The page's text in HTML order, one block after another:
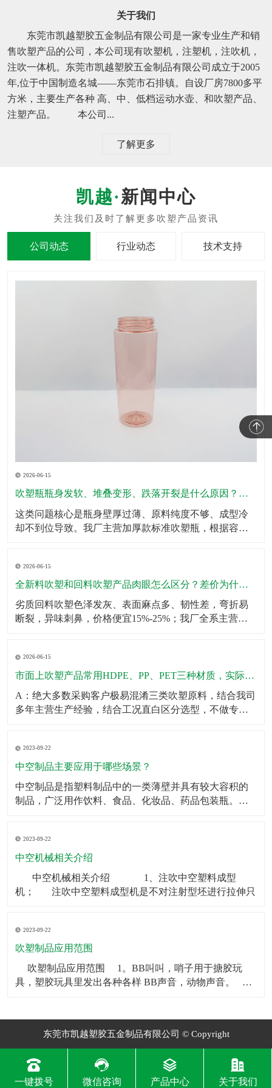
关于我们
东莞市凯越塑胶五金制品有限公司是一家专业生产和销
售吹塑产品的公司，本公司现有吹塑机，注塑机，注吹机，
注吹一体机。东莞市凯越塑胶五金制品有限公司成立于2005
年,位于中国制造名城——东莞市石排镇。自设厂房7800多平
方米，主要生产各种 高、中、低档运动水壶、和吹塑产品、
注塑产品。 本公司...
了解更多
新闻中心
公司动态 行业动态 技术支持
2026-06-15
吹塑瓶瓶身发软、堆叠变形、跌落开裂是什么原因？怎么规避？
这类问题核心是瓶身壁厚过薄、原料纯度不够、成型冷
却不到位导致。我厂主营加厚款标准吹塑瓶，根据容量
包、不变形；生产采用伺服匀速挤出+恒温冷却工艺，杜
绝瓶身局部发软、成型缩水问题。同时成品出厂前完成2
米垂直
2026-06-15
全新料吹塑和回料吹塑产品肉眼怎么区分？差价为什么这么大？
劣质回料吹塑色泽发灰、表面麻点多、韧性差，弯折易
断裂，异味刺鼻，价格便宜15%-25%；我厂全系主营成
使用寿命提升一倍以上。针对预算刚需客户，可合规提
供混合改性料经济型方案，透明告知材质参数，不偷
料、
2026-06-15
市面上吹塑产品常用HDPE、PP、PET三种材质，实际使用该怎么选？有什么核心差异？市面上吹塑产品常用HDPE、PP、PET三种材质，实际使用该怎么选？有什么核心差异？
A：绝大多数采购客户极易混淆三类吹塑原料，结合我司
多年主营生产经验，结合工况直白区分选型，不做专业
裂，壁厚可塑性强，适合工业化工桶、机油壶、农用肥
液桶、户外中空配件、仓储周转吹塑箱体，性价比最
高、
2023-09-22
中空制品主要应用于哪些场景？
中空制品是指塑料制品中的一类薄壁并具有较大容积的
制品，广泛用作饮料、食品、化妆品、药品包装瓶。​中
空制品也常被用于食品包装，如巧克力、糖果等。3．化
妆品包装：中空制品常常被用在化妆品包装上，如香水
2023-09-22
中空机械相关介绍
​ 中空机械相关介绍 1、注吹中空塑料成型
机； 注吹中空塑料成型机是不对注射型坯进行拉伸只
2023-09-22
吹塑制品应用范围
​ 吹塑制品应用范围 1。BB叫叫，哨子用于搪胶玩
具，塑胶玩具里发出各种各样 BB声音，动物声音。
东莞市凯越塑胶五金制品有限公司 © Copyright
一键拨号 微信咨询 产品中心 关于我们